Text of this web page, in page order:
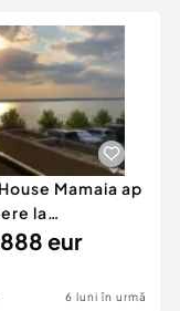
Mamaia ap
la
Mega
eur
6 luni în urmă